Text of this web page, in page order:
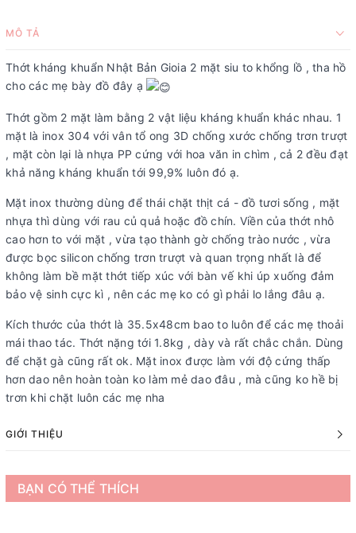
MÔ TẢ
Thớt kháng khuẩn Nhật Bản Gioia 2 mặt siu to khổng lồ , tha hồ
cho các mẹ bày đồ đây ạ
Thớt gồm 2 mặt làm bằng 2 vật liệu kháng khuẩn khác nhau. 1
mặt là inox 304 với vân tổ ong 3D chống xước chống trơn trượt
, mặt còn lại là nhựa PP cứng với hoa văn in chìm , cả 2 đều đạt
khả năng kháng khuẩn tới 99,9% luôn đó ạ.
Mặt inox thường dùng để thái chặt thịt cá - đồ tươi sống , mặt
nhựa thì dùng với rau củ quả hoặc đồ chín. Viền của thớt nhô
cao hơn to với mặt , vừa tạo thành gờ chống trào nước , vừa
được bọc silicon chống trơn trượt và quan trọng nhất là để
không làm bề mặt thớt tiếp xúc với bàn vế khi úp xuống đảm
bảo vệ sinh cực kì , nên các mẹ ko có gì phải lo lắng đâu ạ.
Kích thước của thớt là 35.5x48cm bao to luôn để các mẹ thoải
mái thao tác. Thớt nặng tới 1.8kg , dày và rất chắc chắn. Dùng
để chặt gà cũng rất ok. Mặt inox được làm với độ cứng thấp
hơn dao nên hoàn toàn ko làm mẻ dao đâu , mà cũng ko hề bị
trơn khi chặt luôn các mẹ nha
GIỚI THIỆU
BẠN CÓ THỂ THÍCH